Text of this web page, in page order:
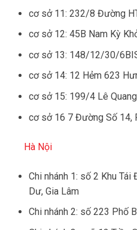
cơ sở 11: 232/8 Đường
cơ sở 12: 45B Nam Kỳ
cơ sở 13: 148/12/30/
cơ sở 14: 12 Hẻm 623
cơ sở 15: 199/4 Lê
cơ sở 16 7 Đường Số 14,
Hà Nội
Chi nhánh 1: số 2 Khu
Dư, Gia Lâm
Chi nhánh 2: số 223 Phố